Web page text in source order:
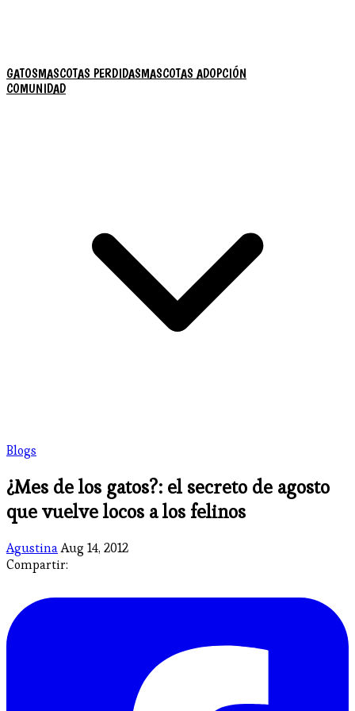
GATOSMASCOTAS PERDIDASMASCOTAS ADOPCIÓN
COMUNIDAD
Blogs
¿Mes de los gatos?: el secreto de agosto
que vuelve locos a los felinos
AgustinaAug 14, 2012
Compartir: